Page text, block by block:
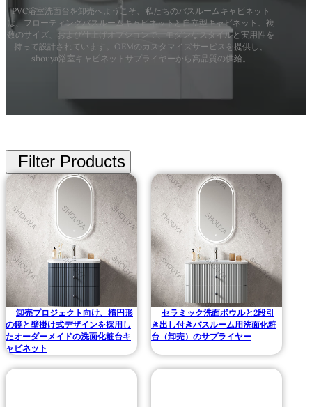
PVC浴室洗面台を卸売へようこそ、私たちのバスルームキャビネット
は、フローティングバスルームキャビネットと自立型キャビネット、複
数のサイズ、および仕上げオプションで、モダンなスタイルと実用性を
持って設計されています。OEMのカスタマイズサービスを提供し、
shouya浴室キャビネットサプライヤーから高品質の供給。
卸売プロジェクト向け、楕円形
の鏡と壁掛け式デザインを採用し
たオーダーメイドの洗面化粧台キ
ャビネット
セラミック洗面ボウルと2段引
き出し付きバスルーム用洗面化粧
台（卸売）のサプライヤー